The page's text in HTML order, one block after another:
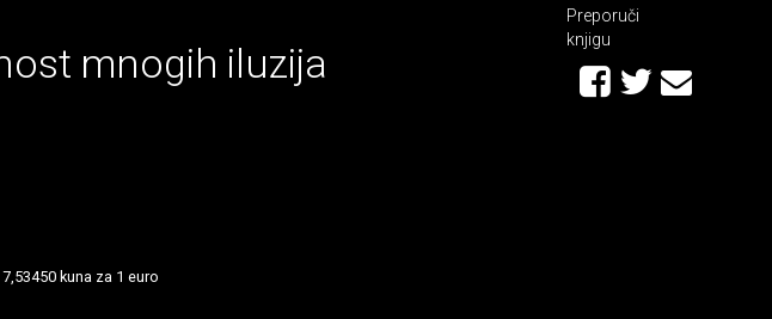
mnogih iluzija
kuna za 1 euro
Preporuči
knjigu